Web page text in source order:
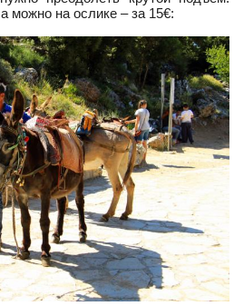
можно на ослике – за 15€: